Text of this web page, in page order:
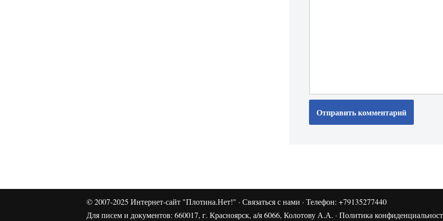
© 2007-2025 Интернет-сайт "Плотина.Нет!" · Связаться с нами · Телефон: +79135277440
Для писем и документов: 660017, г. Красноярск, а/я 6066, Колотову А.А. · Политика